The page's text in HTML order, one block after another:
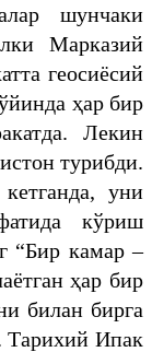
шунчаки
Марказий
геосиёсий
ҳар бир
Лекин
турибди.
уни
кўриш
“Бир камар –
ҳар бир
билан бирга
Тарихий Ипак